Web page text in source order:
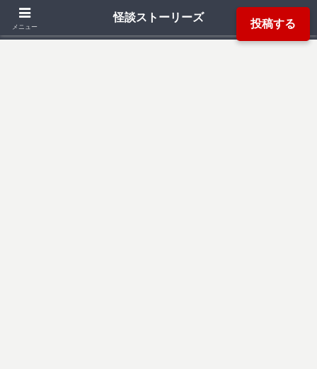
投稿する
「死ぬ程洒落にならない怖い話」「本当にあった怖い話」「都市伝説」などか
メニュー
怪談ストーリーズ
検索